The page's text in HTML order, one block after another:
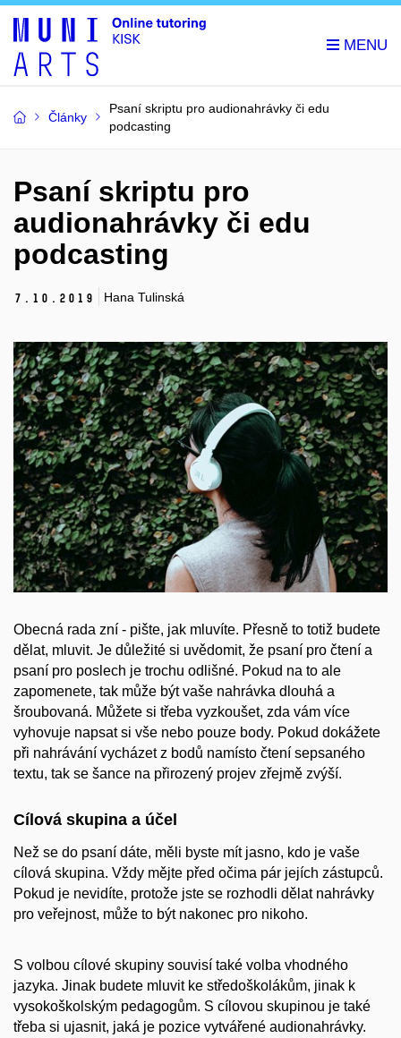
Články
Psaní skriptu pro audionahrávky či edu
podcasting
Psaní skriptu pro
audionahrávky či edu
podcasting
7. 10. 2019 Hana Tulinská
Obecná rada zní - pište, jak mluvíte. Přesně to totiž budete
dělat, mluvit. Je důležité si uvědomit, že psaní pro čtení a
psaní pro poslech je trochu odlišné. Pokud na to ale
zapomenete, tak může být vaše nahrávka dlouhá a
šroubovaná. Můžete si třeba vyzkoušet, zda vám více
vyhovuje napsat si vše nebo pouze body. Pokud dokážete
při nahrávání vycházet z bodů namísto čtení sepsaného
textu, tak se šance na přirozený projev zřejmě zvýší.
Cílová skupina a účel
Než se do psaní dáte, měli byste mít jasno, kdo je vaše
cílová skupina. Vždy mějte před očima pár jejích zástupců.
Pokud je nevidíte, protože jste se rozhodli dělat nahrávky
pro veřejnost, může to být nakonec pro nikoho.
S volbou cílové skupiny souvisí také volba vhodného
jazyka. Jinak budete mluvit ke středoškolákům, jinak k
vysokoškolským pedagogům. S cílovou skupinou je také
třeba si ujasnit, jaká je pozice vytvářené audionahrávky.